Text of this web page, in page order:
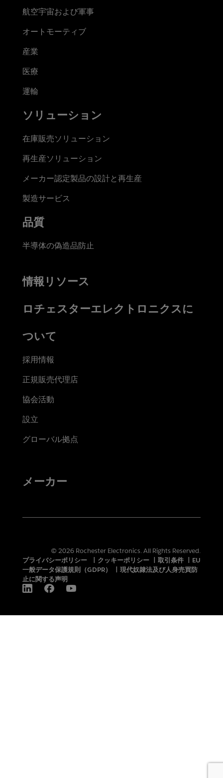
航空宇宙および軍事
オートモーティブ
産業
医療
運輸
ソリューション
在庫販売ソリューション
再生産ソリューション
メーカー認定製品の設計と再生産
製造サービス
品質
半導体の偽造品防止
情報リソース
ロチェスターエレクトロニクスに
ついて
採用情報
正規販売代理店
協会活動
設立
グローバル拠点
メーカー
© 2026 Rochester Electronics. All Rights Reserved.
プライバシーポリシー
クッキーポリシー 取引条件
EU
一般データ保護規則（GDPR）
現代奴隷法及び人身売買防
止に関する声明